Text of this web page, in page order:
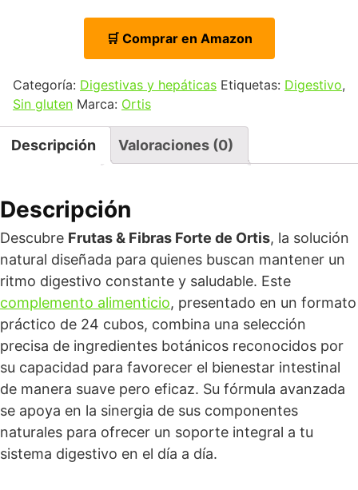
🛒 Comprar en Amazon
Categoría: Digestivas y hepáticas Etiquetas: Digestivo,
Sin gluten Marca: Ortis
Descripción Valoraciones (0)
Descripción
Descubre Frutas & Fibras Forte de Ortis, la solución
natural diseñada para quienes buscan mantener un
ritmo digestivo constante y saludable. Este
complemento alimenticio, presentado en un formato
práctico de 24 cubos, combina una selección
precisa de ingredientes botánicos reconocidos por
su capacidad para favorecer el bienestar intestinal
de manera suave pero eficaz. Su fórmula avanzada
se apoya en la sinergia de sus componentes
naturales para ofrecer un soporte integral a tu
sistema digestivo en el día a día.